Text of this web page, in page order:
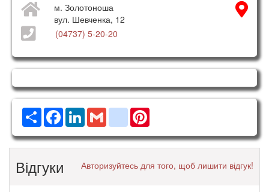
м. Золотоноша
вул. Шевченка, 12
(04737) 5-20-20
РесурсFacebook
LinkedInGmail google_bookmarks
Відгуки Авторизуйтесь для того, щоб лишити відгук!